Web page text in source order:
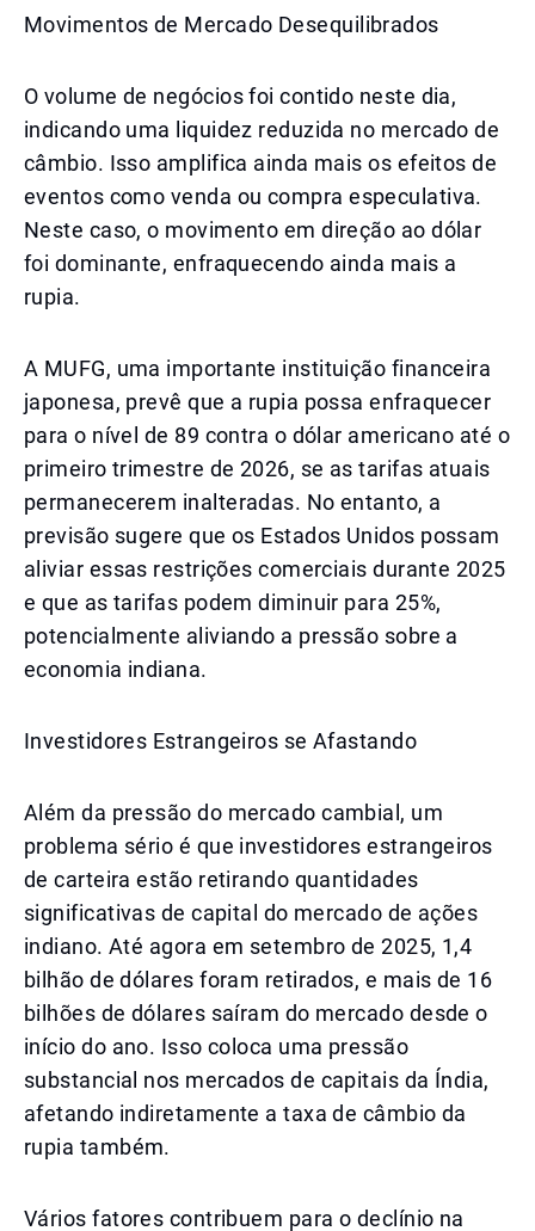
Movimentos de Mercado Desequilibrados
O volume de negócios foi contido neste dia,
indicando uma liquidez reduzida no mercado de
câmbio. Isso amplifica ainda mais os efeitos de
eventos como venda ou compra especulativa.
Neste caso, o movimento em direção ao dólar
foi dominante, enfraquecendo ainda mais a
rupia.
A MUFG, uma importante instituição financeira
japonesa, prevê que a rupia possa enfraquecer
para o nível de 89 contra o dólar americano até o
primeiro trimestre de 2026, se as tarifas atuais
permanecerem inalteradas. No entanto, a
previsão sugere que os Estados Unidos possam
aliviar essas restrições comerciais durante 2025
e que as tarifas podem diminuir para 25%,
potencialmente aliviando a pressão sobre a
economia indiana.
Investidores Estrangeiros se Afastando
Além da pressão do mercado cambial, um
problema sério é que investidores estrangeiros
de carteira estão retirando quantidades
significativas de capital do mercado de ações
indiano. Até agora em setembro de 2025, 1,4
bilhão de dólares foram retirados, e mais de 16
bilhões de dólares saíram do mercado desde o
início do ano. Isso coloca uma pressão
substancial nos mercados de capitais da Índia,
afetando indiretamente a taxa de câmbio da
rupia também.
Vários fatores contribuem para o declínio na